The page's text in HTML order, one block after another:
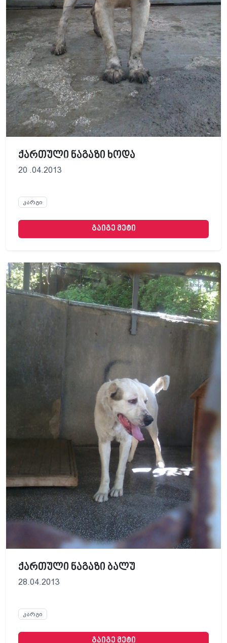
ქართული ნაგაზი ხოდა
20 .04.2013
კარგი
გაიგე მეტი
ქართული ნაგაზი ბალუ
28.04.2013
კარგი
გაიგე მეტი